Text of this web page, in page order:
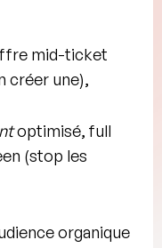
mid-ticket
créer une),
optimisé,full
(stop les
organique